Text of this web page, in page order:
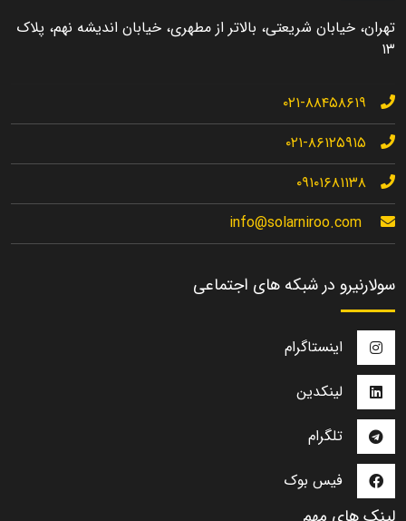
تهران، خیابان شریعتی، بالاتر از مطهری، خیابان اندیشه نهم، پلاک
۱۳
۰۲۱-۸۸۴۵۸۶۱۹
۰۲۱-۸۶۱۲۵۹۱۵
۰۹۱۰۱۶۸۱۱۳۸
info@solarniroo.com
سولارنیرو در شبکه های اجتماعی
اینستاگرام
لینکدین
تلگرام
فیس بوک